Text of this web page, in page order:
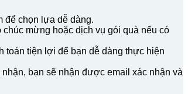
để chọn lựa dễ dàng.
mừng hoặc dịch vụ gói quà nếu có
toán tiện lợi để bạn dễ dàng thực hiện
bạn sẽ nhận được email xác nhận và